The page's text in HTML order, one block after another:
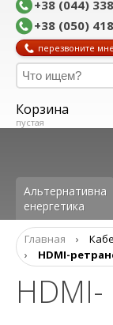
+38 (044)
+38 (050)
перезвоните мне
Корзина
пустая
Альтернативна
енергетика
Главная ›
›
HDMI-
HDMI-